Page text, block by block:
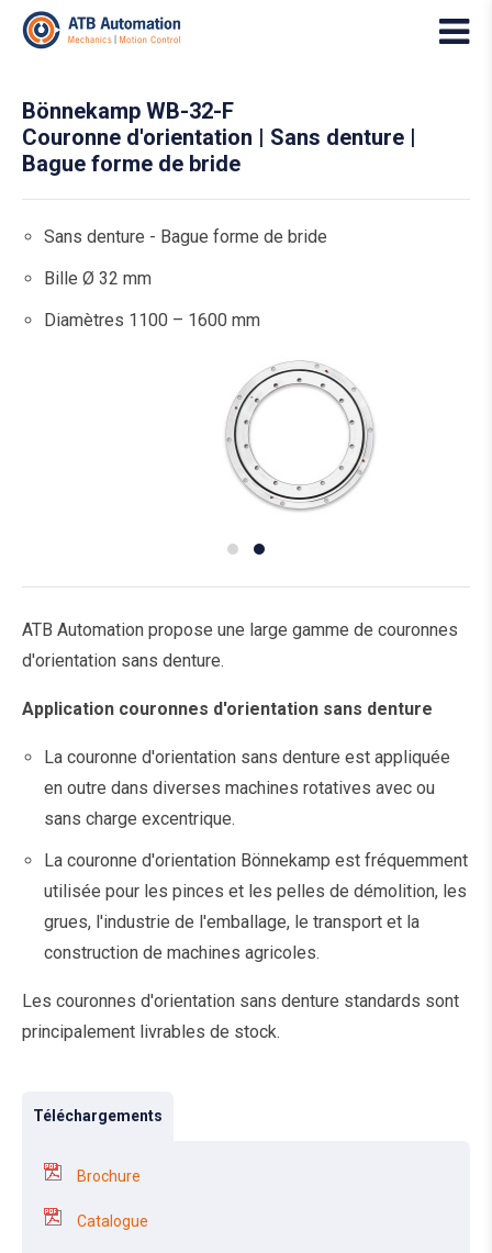
Bönnekamp WB-32-F
Couronne d'orientation | Sans denture |
Bague forme de bride
Sans denture - Bague forme de bride
Bille Ø 32 mm
Diamètres 1100 – 1600 mm
ATB Automation propose une large gamme de couronnes
d'orientation sans denture.
Application couronnes d'orientation sans denture
La couronne d'orientation sans denture est appliquée
en outre dans diverses machines rotatives avec ou
sans charge excentrique.
La couronne d'orientation Bönnekamp est fréquemment
utilisée pour les pinces et les pelles de démolition, les
grues, l'industrie de l'emballage, le transport et la
construction de machines agricoles.
Les couronnes d'orientation sans denture standards sont
principalement livrables de stock.
Téléchargements
Brochure
Catalogue